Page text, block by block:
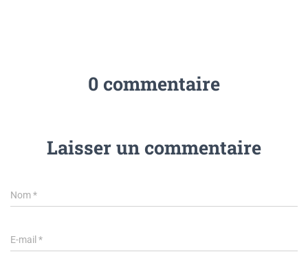
0 commentaire
Laisser un commentaire
Nom*
E-mail *